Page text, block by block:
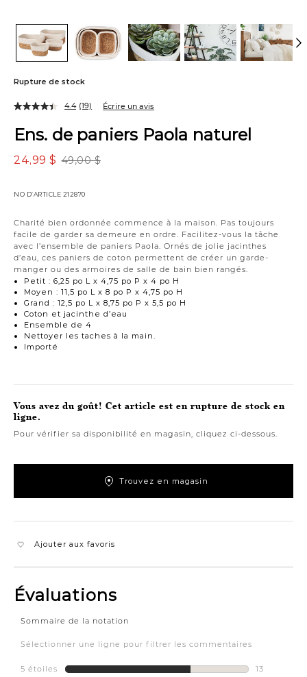
Rupture de stock
Ens. de paniers Paola naturel
49,00 $
24,99 $
NO D’ARTICLE 212870
Charité bien ordonnée commence à la maison. Pas toujours
facile de garder sa demeure en ordre. Facilitez-vous la tâche
avec l’ensemble de paniers Paola. Ornés de jolie jacinthes
d’eau, ces paniers de coton permettent de créer un garde-
manger ou des armoires de salle de bain bien rangés.
Petit : 6,25 po L x 4,75 po P x 4 po H
Moyen : 11,5 po L x 8 po P x 4,75 po H
Grand : 12,5 po L x 8,75 po P x 5,5 po H
Coton et jacinthe d’eau
Ensemble de 4
Nettoyer les taches à la main.
Importé
4.4 (19) Écrire un avis
Vous avez du goût! Cet article est en rupture de stock en
ligne.
Pour vérifier sa disponibilité en magasin, cliquez ci-dessous.
Trouvez en magasin
Ajouter aux favoris